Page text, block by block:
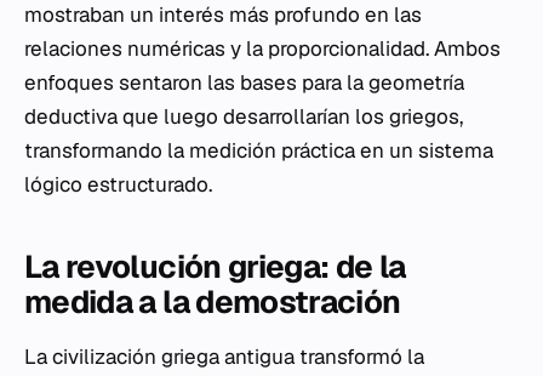
mostraban un interés más profundo en las
relaciones numéricas y la proporcionalidad. Ambos
enfoques sentaron las bases para la geometría
deductiva que luego desarrollarían los griegos,
transformando la medición práctica en un sistema
lógico estructurado.
La revolución griega: de la
medida a la demostración
La civilización griega antigua transformó la